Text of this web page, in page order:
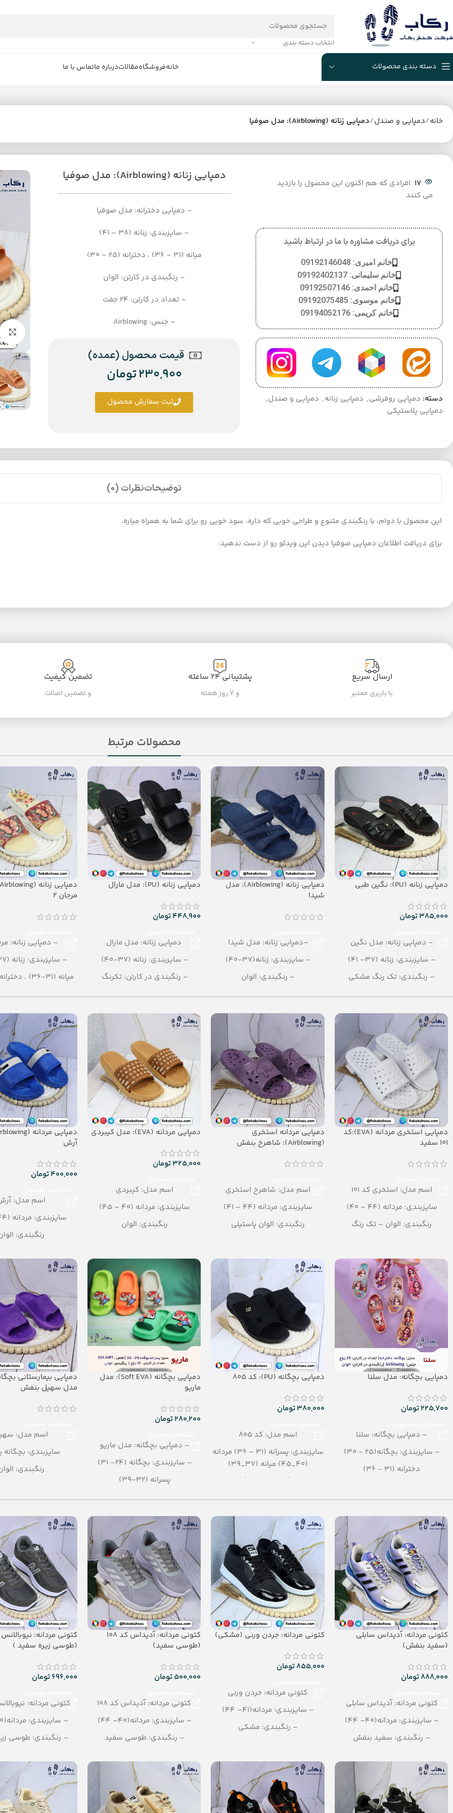
انتخاب دسته بندی
دسته بندی محصولات خانهفروشگاهمقالاتدرباره ماتماس با ما
خانه دمپایی و صندل دمپایی زنانه (Airblowing): مدل صوفیا
17 افرادی که هم اکنون این محصول را بازدید
می کنند
برای دریافت مشاوره با ما در ارتباط باشید
خانم امیری: 09192146048
خانم سلیمانی: 09192402137
خانم احمدی: 09192507146
خانم موسوی: 09192075485
خانم کریمی: 09194052176
دسته: دمپایی روفرشی, دمپایی زنانه, دمپایی و صندل,
دمپایی پلاستیکی
دمپایی زنانه (Airblowing): مدل صوفیا
– دمپایی دخترانه: مدل صوفیا
– سایزبندی: زنانه (38 – 41)
میانه (31 – 36) ، دخترانه (25 – 30)
– رنگبندی در کارتن: الوان
– تعداد در کارتن: 24 جفت
– جنس: Airblowing
قیمت محصول (عمده)
230,900تومان
ثبت سفارش محصول
توضیحاتنظرات (0)
این محصول با دوام، با رنگبندی متنوع و طراحی خوبی که داره، سود خوبی رو برای شما به همراه میاره.
برای دریافت اطلاعان دمپایی صوفیا دیدن این ویدئو رو از دست ندهید:
ارسال سریع
با باربری معتبر
پشتیبانی ۲۴ ساعته
و ۷ روز هفته
تضمین کیفیت
و تضمین اصالت
محصولات مرتبط
دمپایی زنانه (PU): نگین طبی
385,000تومان
– دمپایی زنانه: مدل نگین
– سایزبندی: زنانه (37– 41)
– رنگبندی: تک رنگ مشکی
– تعداد در کارتن: 12 جفت
– جنس: PU
دمپایی زنانه (Airblowing): مدل
شیدا
–دمپایی زنانه: مدل شیدا
– سایزبندی: زنانه(37-40)
– رنگبندی: الوان
– تعداد در کارتن: 24 جفت
– جنس: فرمول ترکیبی
دمپایی زنانه (PU): مدل مارال
448,900تومان
دمپایی زنانه: مدل مارال
– سایزبندی: زنانه (37-40)
– رنگبندی در کارتن: تکرنگ
مشکی-عسلی-صورتی- زرد-قرمز-
– تعداد در کارتن:12 جفت
– جنس: PU
مرجان 2
– دمپایی زنانه:
– سایزبندی: زنانه (37 – 40)
میانه (31-36) ، دخترانه (25-30)
– رنگبندی در
– تعداد در کارتن: 24 جفت
– جنس: Airblowing
دمپایی استخری مردانه (EVA):کد
101 سفید
اسم مدل: استخری کد 101
سایزبندی: مردانه (44 – 40)
رنگبندی: الوان – تک رنگ
جنس: EVA
دمپایی مردانه استخری
(Airblowing): شاهرخ بنفش
اسم مدل: شاهرخ استخری
سایزبندی: مردانه (44 – 41)
رنگبندی: الوان پاستیلی
جنس: Airblowing
دمپایی مردانه (EVA): مدل کیبردی
325,000تومان
اسم مدل: کیبردی
سایزبندی: مردانه (40 – 45)
رنگبندی: الوان
جنس زیره : eva
جنس رویه : pvc
آرش
400,000تومان
اسم مدل:
سایزبندی: مردانه (44 – 40)
رنگبندی:
جنس: Airblowing
دمپایی بچگانه: مدل سلنا
225,700تومان
– دمپایی بچگانه: سلنا
– سایزبندی: بچگانه(25 - 30)
دخترانه (31 - 36)
– تعداد در کارتن: 24 جفت
– جنس: Airblowing
دمپایی بچگانه (PU): کد 805
380,000تومان
اسم مدل: کد 805
سایزبندی: پسرانه (31 – 36) مردانه
(40_45) میانه (37_39)
رنگبندی: تک رنگ
تعداد در کارتن: 12 جفت
جنس: PU
دمپایی بچگانه (Soft EVA): مدل
ماریو
280,200تومان
– دمپایی بچگانه: مدل ماریو
– سایزبندی: بچگانه (24– 31)
پسرانه (32-39)
– رنگبندی در کارتن: الوان
– تعداد در کارتن:16 جفت
– جنس: Soft EVA
مدل سهیل بنفش
اسم مدل:
سایزبندی: بچگانه
رنگبندی:
جنس: EVA
کتونی مردانه: آدیداس سابلی
(سفید بنفش)
888,000تومان
کتونی مردانه: آدیداس سابلی
– سایزبندی: مردانه(40– 44)
– رنگبندی: سفید بنفش
کتونی مردانه: جردن ورنی (مشکی)
855,000تومان
کتونی مردانه: جردن ورنی
– سایزبندی: مردانه(41– 44)
– رنگبندی: مشکی
کتونی مردانه: آدیداس کد 108
(طوسی سفید)
500,000تومان
کتونی مردانه: آدیداس کد 108
– سایزبندی: مردانه(40– 44)
– رنگبندی: طوسی سفید
(طوسی زیره سفید )
696,000تومان
کتونی مردانه:
– سایزبندی: مردانه(40– 44)
– رنگبندی: طوسی